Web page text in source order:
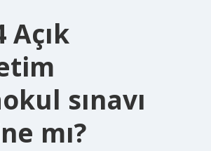
Açık
sınavı
mı?